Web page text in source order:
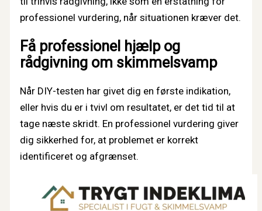
professionel vurdering, når situationen kræver det.
Få professionel hjælp og
rådgivning om skimmelsvamp
Når DIY-testen har givet dig en første indikation,
eller hvis du er i tvivl om resultatet, er det tid til at
tage næste skridt. En professionel vurdering giver
dig sikkerhed for, at problemet er korrekt
identificeret og afgrænset.